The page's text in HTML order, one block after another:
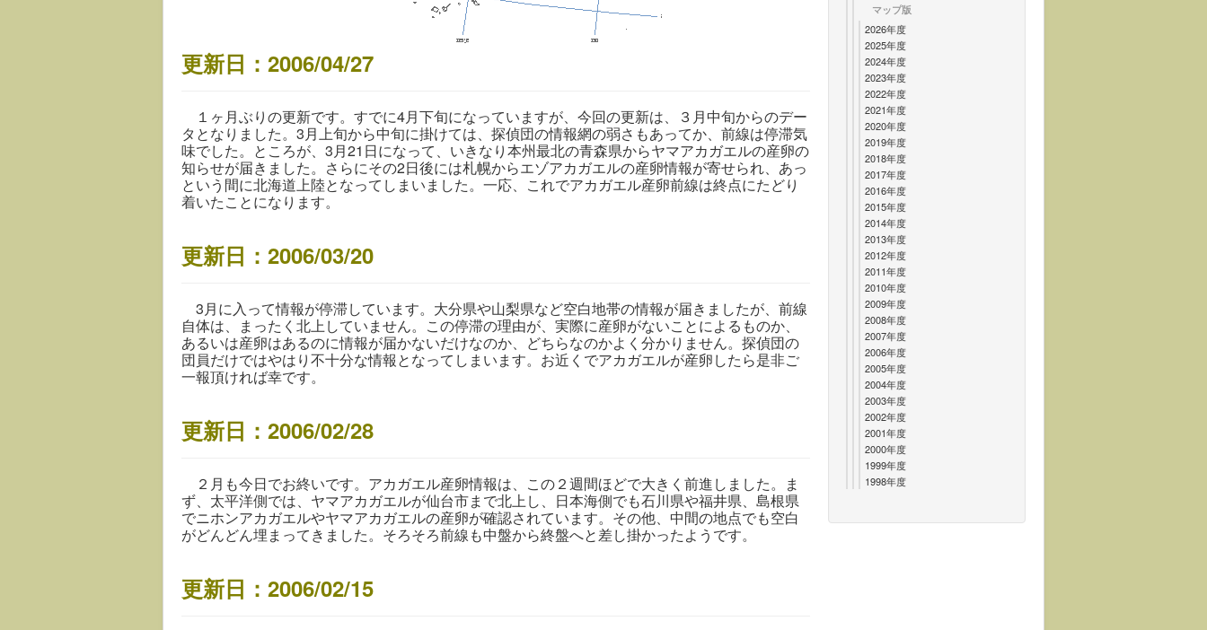
更新日：2006/04/27
１ヶ月ぶりの更新です。すでに4月下旬になっていますが、今回の更新は、３月中旬からのデー
タとなりました。3月上旬から中旬に掛けては、探偵団の情報網の弱さもあってか、前線は停滞気
味でした。ところが、3月21日になって、いきなり本州最北の青森県からヤマアカガエルの産卵の
知らせが届きました。さらにその2日後には札幌からエゾアカガエルの産卵情報が寄せられ、あっ
という間に北海道上陸となってしまいました。一応、これでアカガエル産卵前線は終点にたどり
着いたことになります。
更新日：2006/03/20
3月に入って情報が停滞しています。大分県や山梨県など空白地帯の情報が届きましたが、前線
自体は、まったく北上していません。この停滞の理由が、実際に産卵がないことによるものか、
あるいは産卵はあるのに情報が届かないだけなのか、どちらなのかよく分かりません。探偵団の
団員だけではやはり不十分な情報となってしまいます。お近くでアカガエルが産卵したら是非ご
一報頂ければ幸です。
更新日：2006/02/28
２月も今日でお終いです。アカガエル産卵情報は、この２週間ほどで大きく前進しました。ま
ず、太平洋側では、ヤマアカガエルが仙台市まで北上し、日本海側でも石川県や福井県、島根県
でニホンアカガエルやヤマアカガエルの産卵が確認されています。その他、中間の地点でも空白
がどんどん埋まってきました。そろそろ前線も中盤から終盤へと差し掛かったようです。
更新日：2006/02/15
マップ版
2026年度
2025年度
2024年度
2023年度
2022年度
2021年度
2020年度
2019年度
2018年度
2017年度
2016年度
2015年度
2014年度
2013年度
2012年度
2011年度
2010年度
2009年度
2008年度
2007年度
2006年度
2005年度
2004年度
2003年度
2002年度
2001年度
2000年度
1999年度
1998年度